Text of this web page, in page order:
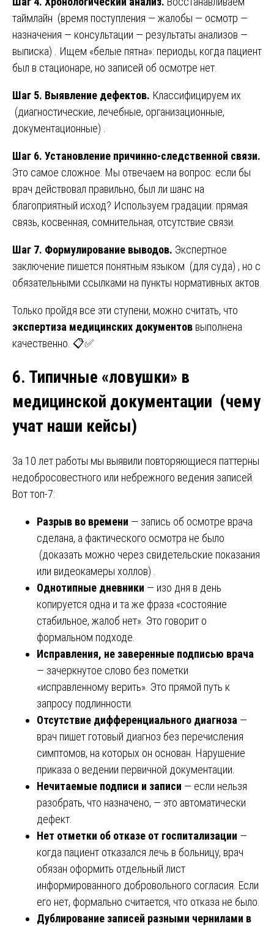
таймлайн (время поступления — жалобы — осмотр —
назначения — консультации — результаты анализов —
выписка) . Ищем «белые пятна»: периоды, когда пациент
был в стационаре, но записей об осмотре нет.
Шаг 5. Выявление дефектов. Классифицируем их
(диагностические, лечебные, организационные,
документационные) .
Шаг 6. Установление причинно-следственной связи.
Это самое сложное. Мы отвечаем на вопрос: если бы
врач действовал правильно, был ли шанс на
благоприятный исход? Используем градации: прямая
связь, косвенная, сомнительная, отсутствие связи.
Шаг 7. Формулирование выводов. Экспертное
заключение пишется понятным языком (для суда) , но с
обязательными ссылками на пункты нормативных актов.
Только пройдя все эти ступени, можно считать, что
экспертиза медицинских документов выполнена
качественно. 📋✅
6. Типичные «ловушки» в
медицинской документации (чему
учат наши кейсы)
За 10 лет работы мы выявили повторяющиеся паттерны
недобросовестного или небрежного ведения записей.
Вот топ-7:
Разрыв во времени — запись об осмотре врача
сделана, а фактического осмотра не было
(доказать можно через свидетельские показания
или видеокамеры холлов) .
Однотипные дневники — изо дня в день
копируется одна и та же фраза «состояние
стабильное, жалоб нет». Это говорит о
формальном подходе.
Исправления, не заверенные подписью врача
— зачеркнутое слово без пометки
«исправленному верить». Это прямой путь к
запросу подлинности.
Отсутствие дифференциального диагноза —
врач пишет готовый диагноз без перечисления
симптомов, на которых он основан. Нарушение
приказа о ведении первичной документации.
Нечитаемые подписи и записи — если нельзя
разобрать, что назначено, — это автоматически
дефект.
Нет отметки об отказе от госпитализации —
когда пациент отказался лечь в больницу, врач
обязан оформить отдельный лист
информированного добровольного согласия. Если
его нет, формально считается, что отказа не было.
Дублирование записей разными чернилами в